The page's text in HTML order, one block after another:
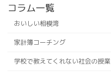
コラム一覧
おいしい相模湾
家計簿コーチング
学校で教えてくれない社会の授業